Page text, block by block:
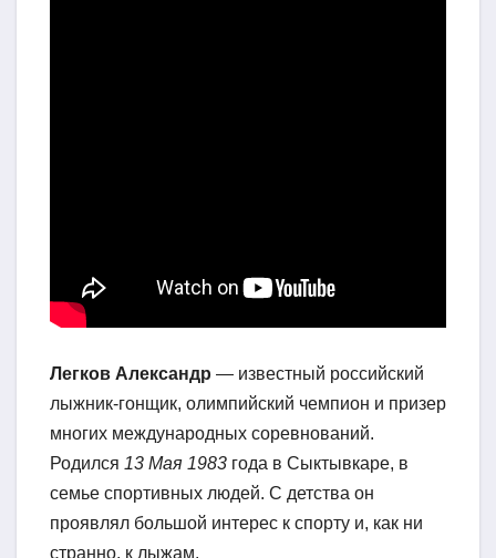
Легков Александр — известный российский
лыжник-гонщик, олимпийский чемпион и призер
многих международных соревнований.
Родился 13 Мая 1983 года в Сыктывкаре, в
семье спортивных людей. С детства он
проявлял большой интерес к спорту и, как ни
странно, к лыжам.